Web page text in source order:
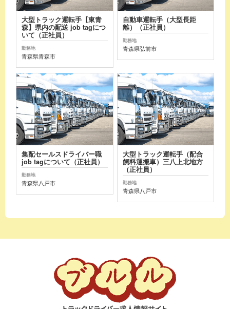
大型トラック運転手【東青
森】県内の配送 job tagにつ
いて（正社員）
勤務地
青森県青森市
自動車運転手（大型長距
離）（正社員）
勤務地
青森県弘前市
集配セールスドライバー職
job tagについて（正社員）
勤務地
青森県八戸市
大型トラック運転手（配合
飼料運搬車）三八上北地方
（正社員）
勤務地
青森県八戸市